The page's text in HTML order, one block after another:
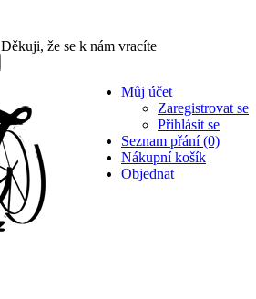
Děkuji, že se k nám vracíte
Můj účet
Zaregistrovat se
Přihlásit se
Seznam přání (0)
Nákupní košík
Objednat